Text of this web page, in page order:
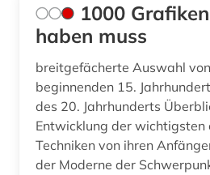
biblische motive (1)
biblische stoffe (1)
biblische studien (1)
bild (8)
1000
haben muss
breitgefächerte Auswahl
beginnenden 15.
des 20. Jahrhunderts
Entwicklung der wichtigsten
Techniken von ihren
der Moderne der